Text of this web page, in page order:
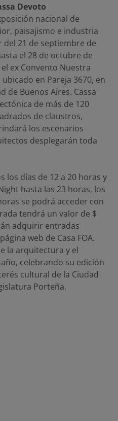
Devoto
nacional de
paisajismo e industria
21 de septiembre de
el 28 de octubre de
ex Convento Nuestra
en Pareja 3670, en
de Buenos Aires. Cassa
de más de 120
de claustros,
los escenarios
desplegarán toda
los días de 12 a 20 horas y
hasta las 23 horas, los
se podrá acceder con
tendrá un valor de $
adquirir entradas
web de Casa FOA.
la arquitectura y el
celebrando su edición
cultural de la Ciudad
Porteña.